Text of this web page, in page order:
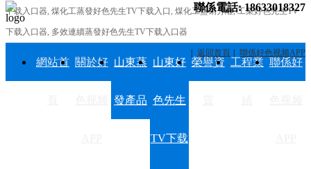
下载入口器, 煤化工蒸發好色先生TV下载入口, 煤化工鹽硝分離, 工業好色先生TV
下载入口器, 多效連續蒸發好色先生TV下载入口器
返回首頁 聯係好色视频APP
聯係電話: 18633018327
網站首 關於好 山東蒸
發產品
山東好
色先生
TV下载
榮譽資 工程業 聯係好